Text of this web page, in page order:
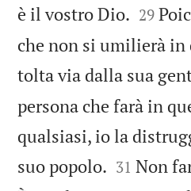
è il vostro Dio. 

29
che non si umilierà in
tolta via dalla sua
persona che farà in
qualsiasi, io la
suo popolo. 

31 Non